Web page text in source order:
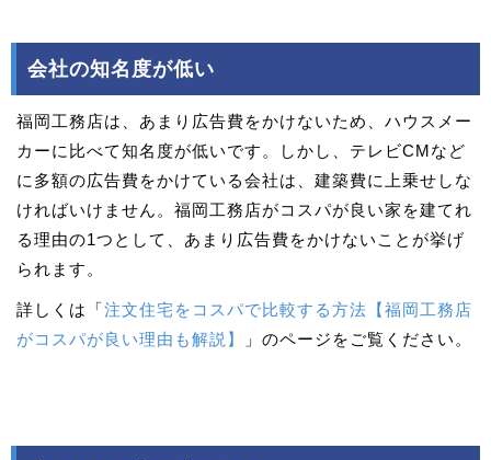
会社の知名度が低い
福岡工務店は、あまり広告費をかけないため、ハウスメー
カーに比べて知名度が低いです。しかし、テレビCMなど
に多額の広告費をかけている会社は、建築費に上乗せしな
ければいけません。福岡工務店がコスパが良い家を建てれ
る理由の1つとして、あまり広告費をかけないことが挙げ
られます。
詳しくは「注文住宅をコスパで比較する方法【福岡工務店
がコスパが良い理由も解説】
」のページをご覧ください。